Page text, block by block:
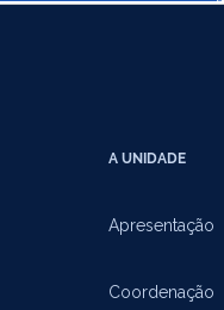
A UNIDADE
Apresentação
Coordenação